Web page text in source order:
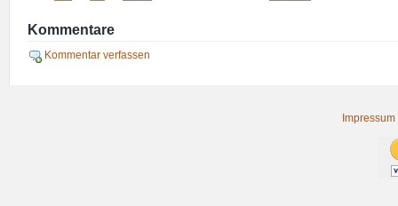
Kommentare
Kommentar verfassen
Impressum